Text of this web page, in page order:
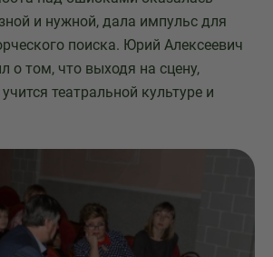
и нужной, дала импульс для
поиска. Юрий Алексеевич
о том, что выходя на сцену,
театральной культуре и